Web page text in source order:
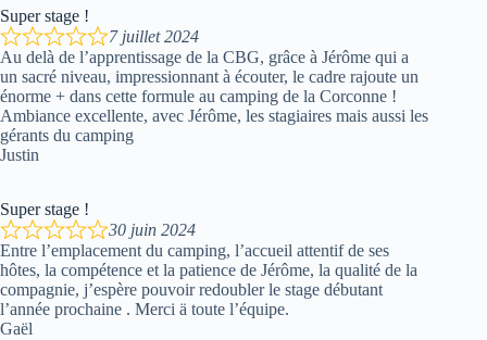
Super stage !
7 juillet 2024
Au delà de l’apprentissage de la CBG, grâce à Jérôme qui a
un sacré niveau, impressionnant à écouter, le cadre rajoute un
énorme + dans cette formule au camping de la Corconne !
Ambiance excellente, avec Jérôme, les stagiaires mais aussi les
gérants du camping
Justin
Super stage !
30 juin 2024
Entre l’emplacement du camping, l’accueil attentif de ses
hôtes, la compétence et la patience de Jérôme, la qualité de la
compagnie, j’espère pouvoir redoubler le stage débutant
l’année prochaine . Merci ä toute l’équipe.
Gaël